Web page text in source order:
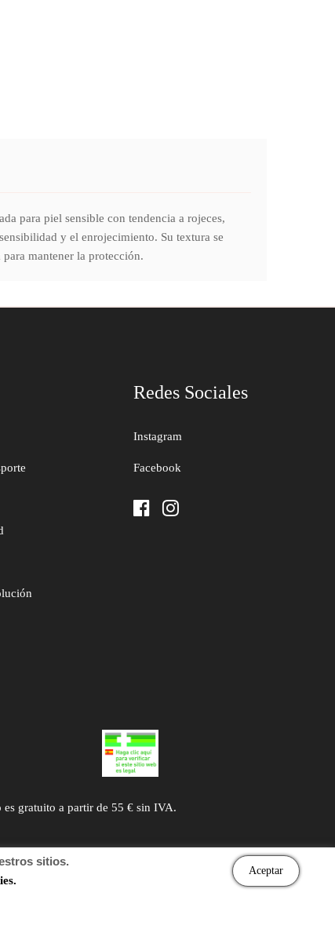
para piel sensible con tendencia a rojeces,
y el enrojecimiento. Su textura se
mantener la protección.
Redes Sociales
Instagram
Facebook
gratuito a partir de 55 € sin IVA.
sitios.
Aceptar